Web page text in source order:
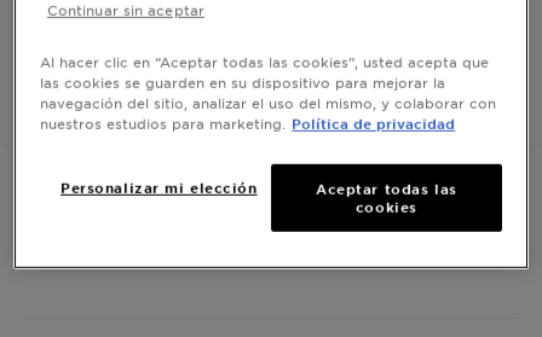
excepcional de larga duración. Cabello 5 veces más
COMPRAR AHORA
Información del producto
Al hacer clic en “Aceptar todas las cookies”, usted acepta que
las cookies se guarden en su dispositivo para mejorar la
navegación del sitio, analizar el uso del mismo, y colaborar con
nuestros estudios para marketing. Política de privacidad
Personalizar mi elección
Aceptar todas las
cookies
Continuar sin aceptar